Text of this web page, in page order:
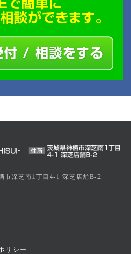
市深芝南1丁目4-1 深芝店舗B-2
リシー